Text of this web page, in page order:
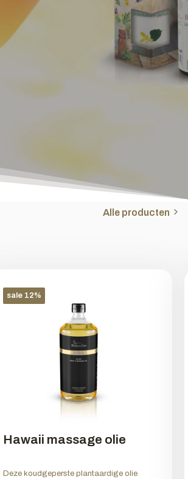
Alle producten
sale 12%
Hawaii massage olie
Deze koudgeperste plantaardige olie